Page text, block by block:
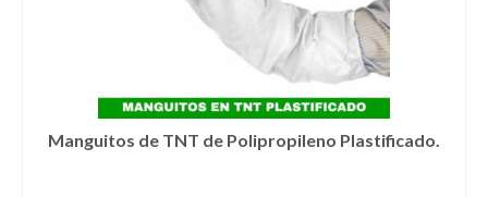
Manguitos de TNT de Polipropileno Plastificado.